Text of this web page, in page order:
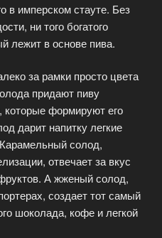
в имперском стауте. Без
ни того богатого
лежит в основе пива.
за рамки просто цвета
придают пиву
которые формируют его
дарит напитку легкие
солод,
отвечает за вкус
А жженый солод,
создает тот самый
шоколада, кофе и легкой